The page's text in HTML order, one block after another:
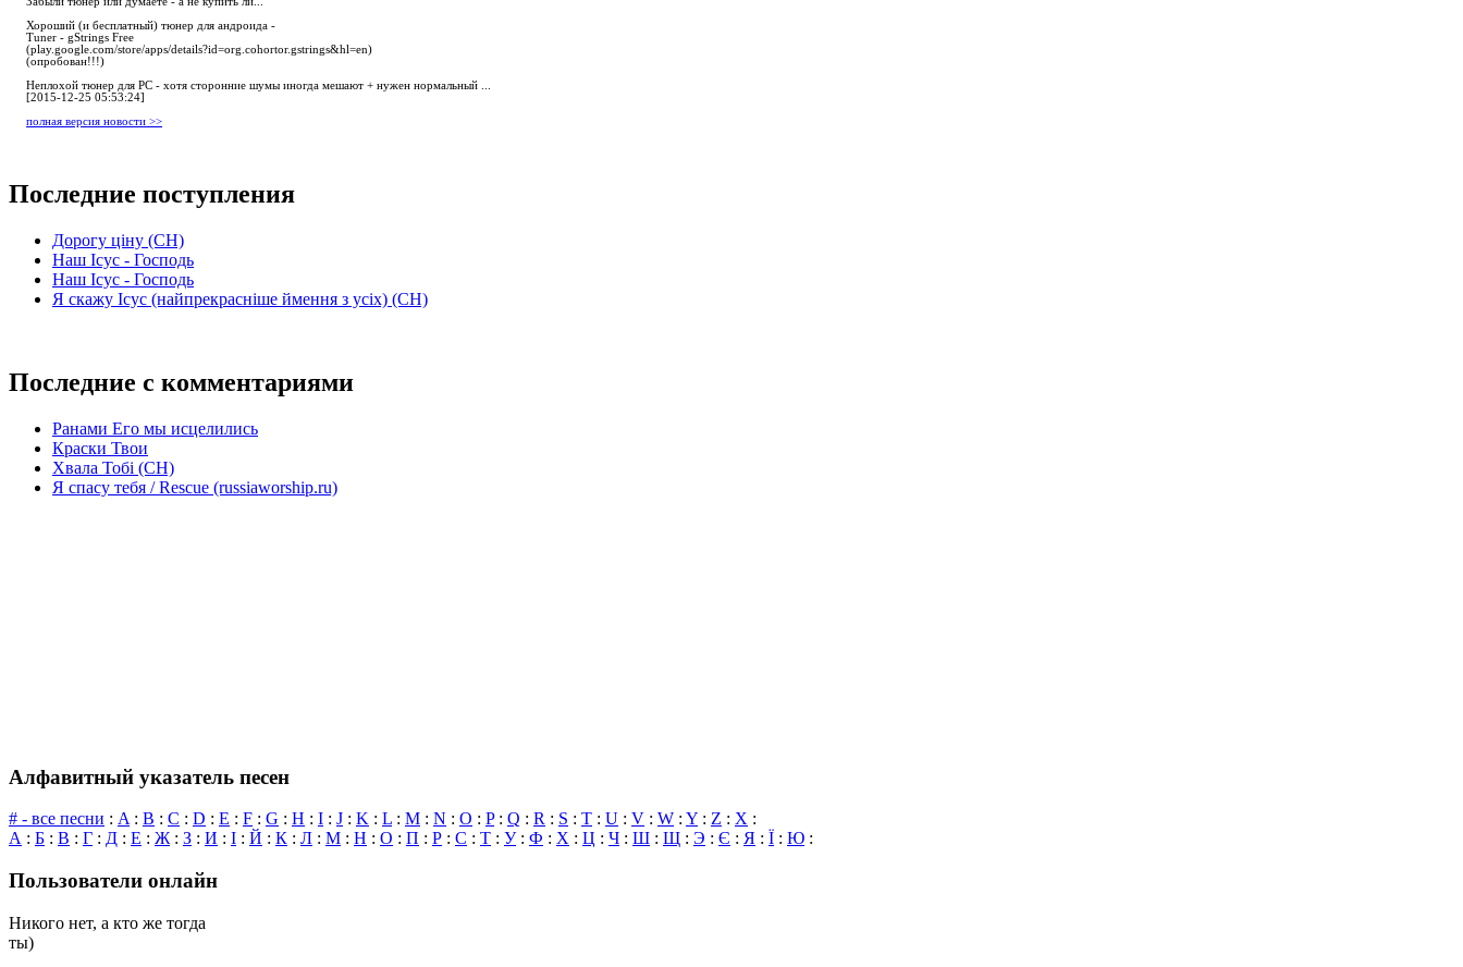
Хороший (и бесплатный) тюнер для андроида -
Tuner - gStrings Free
(play.google.com/store/apps/details?id=org.cohortor.gstrings&hl=en)
(опробован!!!)
Неплохой тюнер для РС - хотя сторонние шумы иногда мешают + нужен нормальный ...
[2015-12-25 05:53:24]
полная версия новости >>
Последние поступления
Дорогу ціну (СН)
Наш Ісус - Господь
Наш Ісус - Господь
Я скажу Ісус (найпрекрасніше ймення з усіх) (СН)
Последние с комментариями
Ранами Его мы исцелились
Краски Твои
Хвала Тобі (СН)
Я спасу тебя / Rescue (russiaworship.ru)
Алфавитный указатель песен
# - все песни : A: B : C : D : E : F : G : H : I : J : K : L : M : N : O : P: Q : R : S : T : U : V : W : Y : Z : X :
А : Б : В : Г : Д : Е : Ж: З : И : І : Й : К : Л : М : Н : О : П : Р : С : Т : У: Ф : Х : Ц : Ч : Ш : Щ : Э : Є : Я : Ї : Ю :
Пользователи онлайн
Никого нет, а кто же тогда
ты)